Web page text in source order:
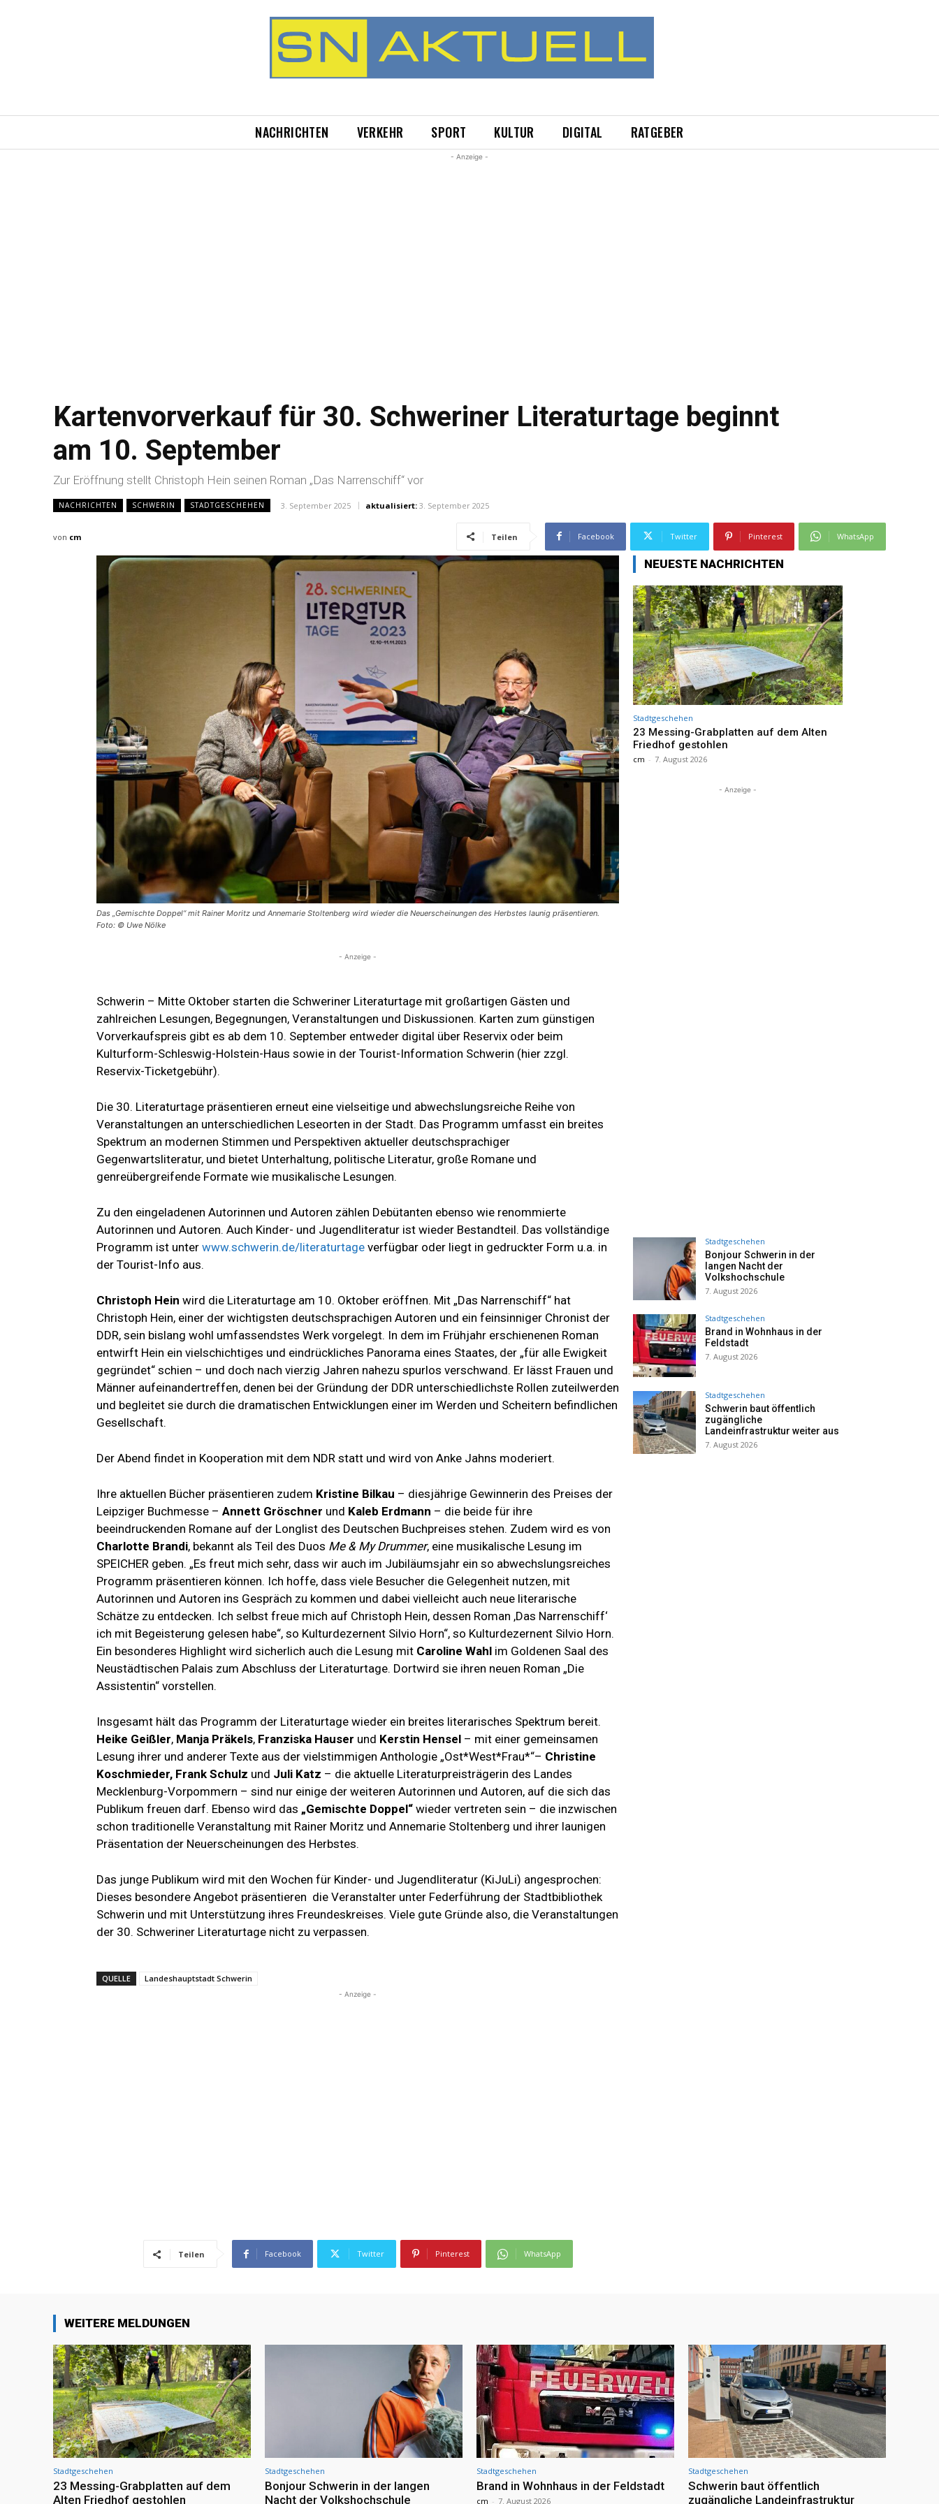
NACHRICHTEN VERKEHR SPORT KULTUR DIGITAL RATGEBER
- Anzeige -
Kartenvorverkauf für 30. Schweriner Literaturtage beginnt
am 10. September
Zur Eröffnung stellt Christoph Hein seinen Roman „Das Narrenschiff“ vor
NACHRICHTEN SCHWERIN STADTGESCHEHEN 3. September 2025 aktualisiert: 3. September 2025
von cm Teilen Facebook Twitter Pinterest WhatsApp
Das „Gemischte Doppel“ mit Rainer Moritz und Annemarie Stoltenberg wird wieder die Neuerscheinungen des Herbstes launig präsentieren.
Foto: © Uwe Nölke
- Anzeige -
Schwerin – Mitte Oktober starten die Schweriner Literaturtage mit großartigen Gästen und
zahlreichen Lesungen, Begegnungen, Veranstaltungen und Diskussionen. Karten zum günstigen
Vorverkaufspreis gibt es ab dem 10. September entweder digital über Reservix oder beim
Kulturform-Schleswig-Holstein-Haus sowie in der Tourist-Information Schwerin (hier zzgl.
Reservix-Ticketgebühr).
Die 30. Literaturtage präsentieren erneut eine vielseitige und abwechslungsreiche Reihe von
Veranstaltungen an unterschiedlichen Leseorten in der Stadt. Das Programm umfasst ein breites
Spektrum an modernen Stimmen und Perspektiven aktueller deutschsprachiger
Gegenwartsliteratur, und bietet Unterhaltung, politische Literatur, große Romane und
genreübergreifende Formate wie musikalische Lesungen.
Zu den eingeladenen Autorinnen und Autoren zählen Debütanten ebenso wie renommierte
Autorinnen und Autoren. Auch Kinder- und Jugendliteratur ist wieder Bestandteil. Das vollständige
Programm ist unter www.schwerin.de/literaturtage verfügbar oder liegt in gedruckter Form u.a. in
der Tourist-Info aus.
Christoph Hein wird die Literaturtage am 10. Oktober eröffnen. Mit „Das Narrenschiff“ hat
Christoph Hein, einer der wichtigsten deutschsprachigen Autoren und ein feinsinniger Chronist der
DDR, sein bislang wohl umfassendstes Werk vorgelegt. In dem im Frühjahr erschienenen Roman
entwirft Hein ein vielschichtiges und eindrückliches Panorama eines Staates, der „für alle Ewigkeit
gegründet“ schien – und doch nach vierzig Jahren nahezu spurlos verschwand. Er lässt Frauen und
Männer aufeinandertreffen, denen bei der Gründung der DDR unterschiedlichste Rollen zuteilwerden
und begleitet sie durch die dramatischen Entwicklungen einer im Werden und Scheitern befindlichen
Gesellschaft.
Der Abend findet in Kooperation mit dem NDR statt und wird von Anke Jahns moderiert.
Ihre aktuellen Bücher präsentieren zudem Kristine Bilkau – diesjährige Gewinnerin des Preises der
Leipziger Buchmesse – Annett Gröschner und Kaleb Erdmann – die beide für ihre
beeindruckenden Romane auf der Longlist des Deutschen Buchpreises stehen. Zudem wird es von
Charlotte Brandi, bekannt als Teil des Duos Me & My Drummer, eine musikalische Lesung im
SPEICHER geben. „Es freut mich sehr, dass wir auch im Jubiläumsjahr ein so abwechslungsreiches
Programm präsentieren können. Ich hoffe, dass viele Besucher die Gelegenheit nutzen, mit
Autorinnen und Autoren ins Gespräch zu kommen und dabei vielleicht auch neue literarische
Schätze zu entdecken. Ich selbst freue mich auf Christoph Hein, dessen Roman ,Das Narrenschiff‘
ich mit Begeisterung gelesen habe“, so Kulturdezernent Silvio Horn“, so Kulturdezernent Silvio Horn.
Ein besonderes Highlight wird sicherlich auch die Lesung mit Caroline Wahl im Goldenen Saal des
Neustädtischen Palais zum Abschluss der Literaturtage. Dortwird sie ihren neuen Roman „Die
Assistentin“ vorstellen.
Insgesamt hält das Programm der Literaturtage wieder ein breites literarisches Spektrum bereit.
Heike Geißler, Manja Präkels, Franziska Hauser und Kerstin Hensel – mit einer gemeinsamen
Lesung ihrer und anderer Texte aus der vielstimmigen Anthologie „Ost*West*Frau*“– Christine
Koschmieder, Frank Schulz und Juli Katz – die aktuelle Literaturpreisträgerin des Landes
Mecklenburg-Vorpommern – sind nur einige der weiteren Autorinnen und Autoren, auf die sich das
Publikum freuen darf. Ebenso wird das „Gemischte Doppel“ wieder vertreten sein – die inzwischen
schon traditionelle Veranstaltung mit Rainer Moritz und Annemarie Stoltenberg und ihrer launigen
Präsentation der Neuerscheinungen des Herbstes.
Das junge Publikum wird mit den Wochen für Kinder- und Jugendliteratur (KiJuLi) angesprochen:
Dieses besondere Angebot präsentieren die Veranstalter unter Federführung der Stadtbibliothek
Schwerin und mit Unterstützung ihres Freundeskreises. Viele gute Gründe also, die Veranstaltungen
der 30. Schweriner Literaturtage nicht zu verpassen.
QUELLE Landeshauptstadt Schwerin
- Anzeige -
Teilen Facebook Twitter Pinterest WhatsApp
NEUESTE NACHRICHTEN
Stadtgeschehen
23 Messing-Grabplatten auf dem Alten
Friedhof gestohlen
cm - 7. August 2026
- Anzeige -
Stadtgeschehen
Bonjour Schwerin in der
langen Nacht der
Volkshochschule
7. August 2026
Stadtgeschehen
Brand in Wohnhaus in der
Feldstadt
7. August 2026
Stadtgeschehen
Schwerin baut öffentlich
zugängliche
Landeinfrastruktur weiter aus
7. August 2026
WEITERE MELDUNGEN
Stadtgeschehen
23 Messing-Grabplatten auf dem
Alten Friedhof gestohlen
Stadtgeschehen
Bonjour Schwerin in der langen
Nacht der Volkshochschule
Stadtgeschehen
Brand in Wohnhaus in der Feldstadt
cm - 7. August 2026
Stadtgeschehen
Schwerin baut öffentlich
zugängliche Landeinfrastruktur